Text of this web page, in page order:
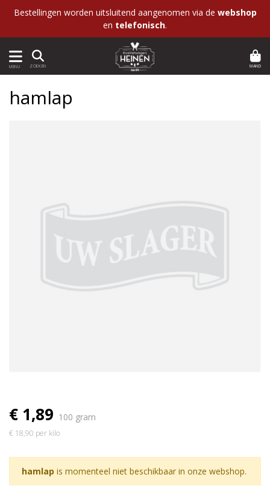
Bestellingen worden uitsluitend aangenomen via de webshop
en telefonisch.
MENU ZOEKEN MAND
hamlap
€ 1,89 100 gram
€ 18,90 per kilo
hamlap is momenteel niet beschikbaar in onze webshop.